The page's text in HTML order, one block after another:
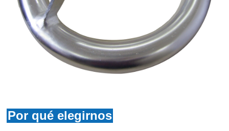
Por qué elegirnos